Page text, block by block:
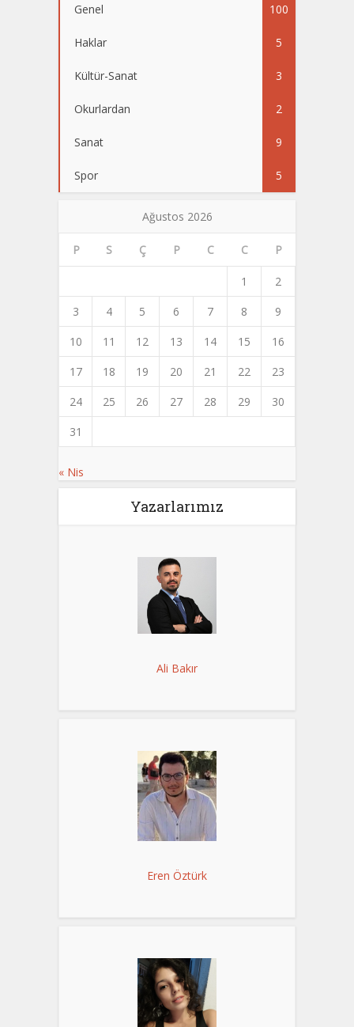
Genel 100
Haklar 5
Kültür-Sanat 3
Okurlardan 2
Sanat 9
Spor 5
Ağustos 2026
P S Ç P C C P
1
2
3
4 5 6 7 8
9
10
11 12 13 14 15
16
17
18 19 20 21 22
23
24
25 26 27 28 29
30
31
« Nis
Yazarlarımız
Ali Bakır
Eren Öztürk